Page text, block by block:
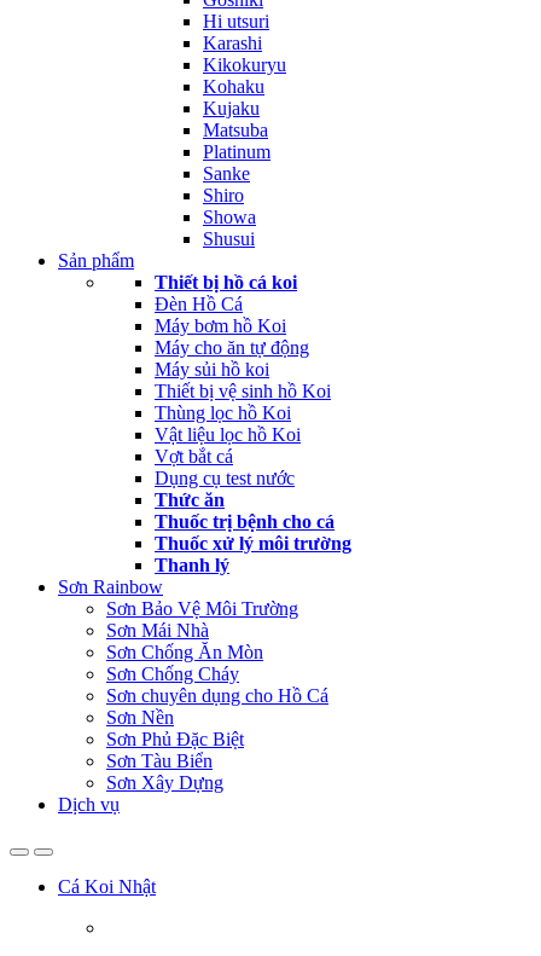
Hi utsuri
Karashi
Kikokuryu
Kohaku
Kujaku
Matsuba
Platinum
Sanke
Shiro
Showa
Shusui
Sản phẩm
Thiết bị hồ cá koi
Đèn Hồ Cá
Máy bơm hồ Koi
Máy cho ăn tự động
Máy sủi hồ koi
Thiết bị vệ sinh hồ Koi
Thùng lọc hồ Koi
Vật liệu lọc hồ Koi
Vợt bắt cá
Dụng cụ test nước
Thức ăn
Thuốc trị bệnh cho cá
Thuốc xử lý môi trường
Thanh lý
Sơn Rainbow
Sơn Bảo Vệ Môi Trường
Sơn Mái Nhà
Sơn Chống Ăn Mòn
Sơn Chống Cháy
Sơn chuyên dụng cho Hồ Cá
Sơn Nền
Sơn Phủ Đặc Biệt
Sơn Tàu Biển
Sơn Xây Dựng
Dịch vụ
Cá Koi Nhật